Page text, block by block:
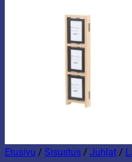
Etusivu / Sisustus / Juhlat /